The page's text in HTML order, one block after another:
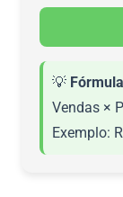
💡
Vendas ×
Exemplo: